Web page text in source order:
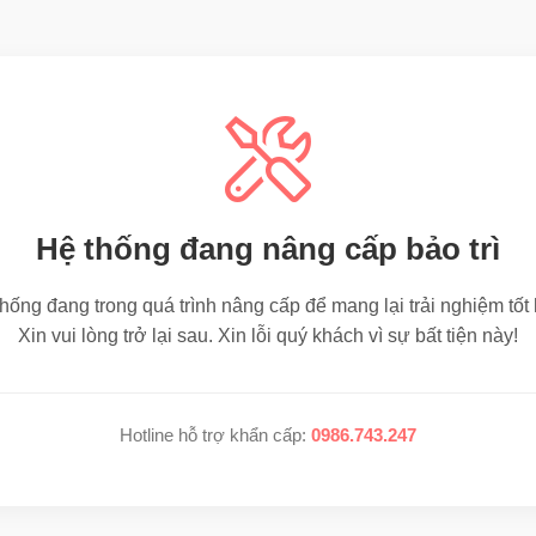
Hệ thống đang nâng cấp bảo trì
đang trong quá trình nâng cấp để mang lại trải nghiệm tốt
Xin vui lòng trở lại sau. Xin lỗi quý khách vì sự bất tiện này!
Hotline hỗ trợ khẩn cấp: 0986.743.247